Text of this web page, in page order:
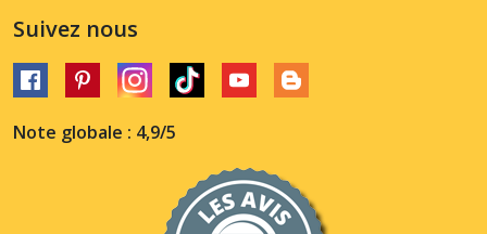
Suivez nous
Note globale : 4,9/5